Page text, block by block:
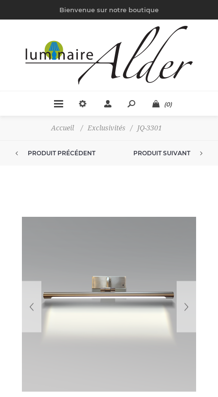
Bienvenue sur notre boutique
(0)
Accueil / Exclusivités / JQ-3301
PRODUIT PRÉCÉDENT PRODUIT SUIVANT